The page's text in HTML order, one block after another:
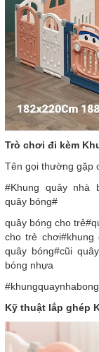
Trò chơi đi kèm
Tên gọi thường gặp
#Khung quây nhà
quây bóng#
quây bóng cho
cho trẻ
quây bóng#cũi
bóng nhựa
Kỹ thuật lắp ghép